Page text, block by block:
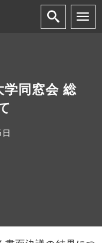
同窓会 総